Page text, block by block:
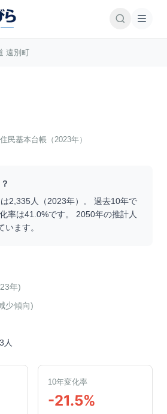
遠別町
住民基本台帳（2023年）
2,335人（2023年）。 過去10年で
率は41.0%です。 2050年の推計人
います。
年)
少傾向)
人
10年変化率
-21.5%